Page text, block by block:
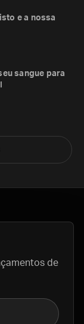
e a nossa
sangue para
de